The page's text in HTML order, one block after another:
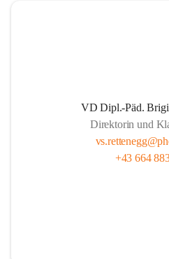
VD Dipl.-Päd.
Direktorin und
+43 664